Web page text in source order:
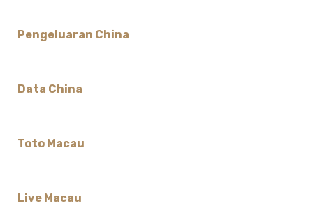
Pengeluaran China
Data China
Toto Macau
Live Macau